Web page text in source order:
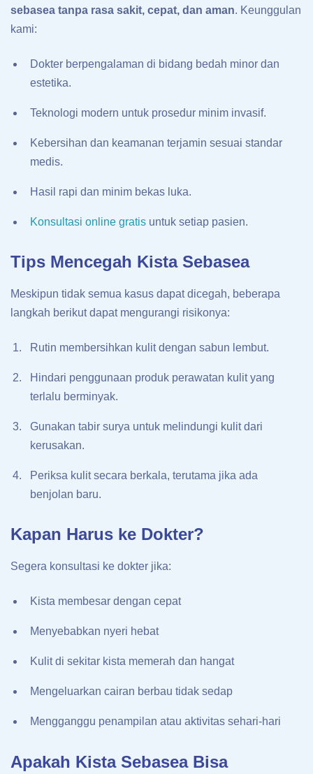
sebasea tanpa rasa sakit, cepat, dan aman. Keunggulan
kami:
Dokter berpengalaman di bidang bedah minor dan
estetika.
Teknologi modern untuk prosedur minim invasif.
Kebersihan dan keamanan terjamin sesuai standar
medis.
Hasil rapi dan minim bekas luka.
Konsultasi online gratis untuk setiap pasien.
Tips Mencegah Kista Sebasea
Meskipun tidak semua kasus dapat dicegah, beberapa
langkah berikut dapat mengurangi risikonya:
Rutin membersihkan kulit dengan sabun lembut.
Hindari penggunaan produk perawatan kulit yang
terlalu berminyak.
Gunakan tabir surya untuk melindungi kulit dari
kerusakan.
Periksa kulit secara berkala, terutama jika ada
benjolan baru.
Kapan Harus ke Dokter?
Segera konsultasi ke dokter jika:
Kista membesar dengan cepat
Menyebabkan nyeri hebat
Kulit di sekitar kista memerah dan hangat
Mengeluarkan cairan berbau tidak sedap
Mengganggu penampilan atau aktivitas sehari-hari
Apakah Kista Sebasea Bisa